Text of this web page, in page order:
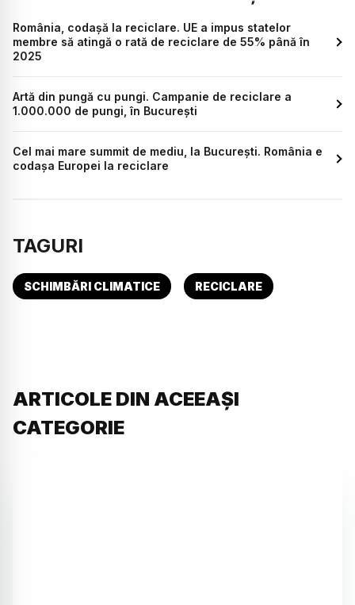
România, codașă la reciclare. UE a impus statelor
membre să atingă o rată de reciclare de 55% până în
2025
Artă din pungă cu pungi. Campanie de reciclare a
1.000.000 de pungi, în București
Cel mai mare summit de mediu, la București. România e
codașa Europei la reciclare
TAGURI
SCHIMBĂRI CLIMATICE RECICLARE
ARTICOLE DIN ACEEAȘI
CATEGORIE